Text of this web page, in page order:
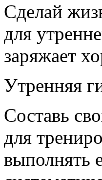
Сделай
для
заряжает
Утренняя
Составь
для
выполнять